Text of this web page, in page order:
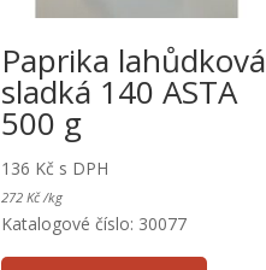
Paprika lahůdková
sladká 140 ASTA
500 g
136 Kč s DPH
272 Kč /kg
Katalogové číslo: 30077